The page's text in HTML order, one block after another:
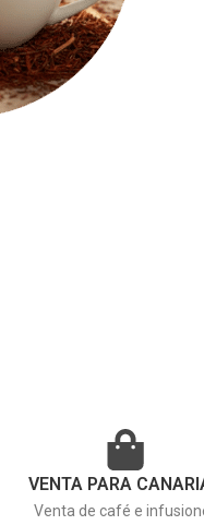
VENTA PARA
Venta de café e